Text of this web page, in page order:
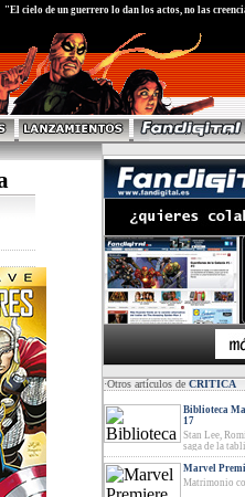
"El cielo de un guerrero lo dan los actos, no las
·Otros artículos deCRITICA
Biblioteca
17
Stan Lee,
saga de la
Marvel
Matrimonio